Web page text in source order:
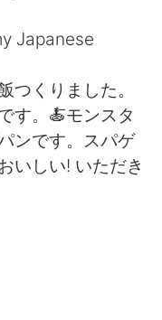
Japanese
くりました。
す。🍝モンスタ
ンです。スパゲ
いしい! いただき